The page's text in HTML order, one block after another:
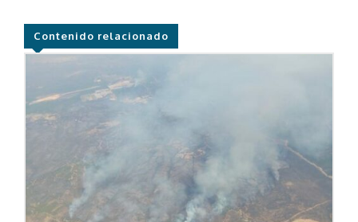
Contenido relacionado